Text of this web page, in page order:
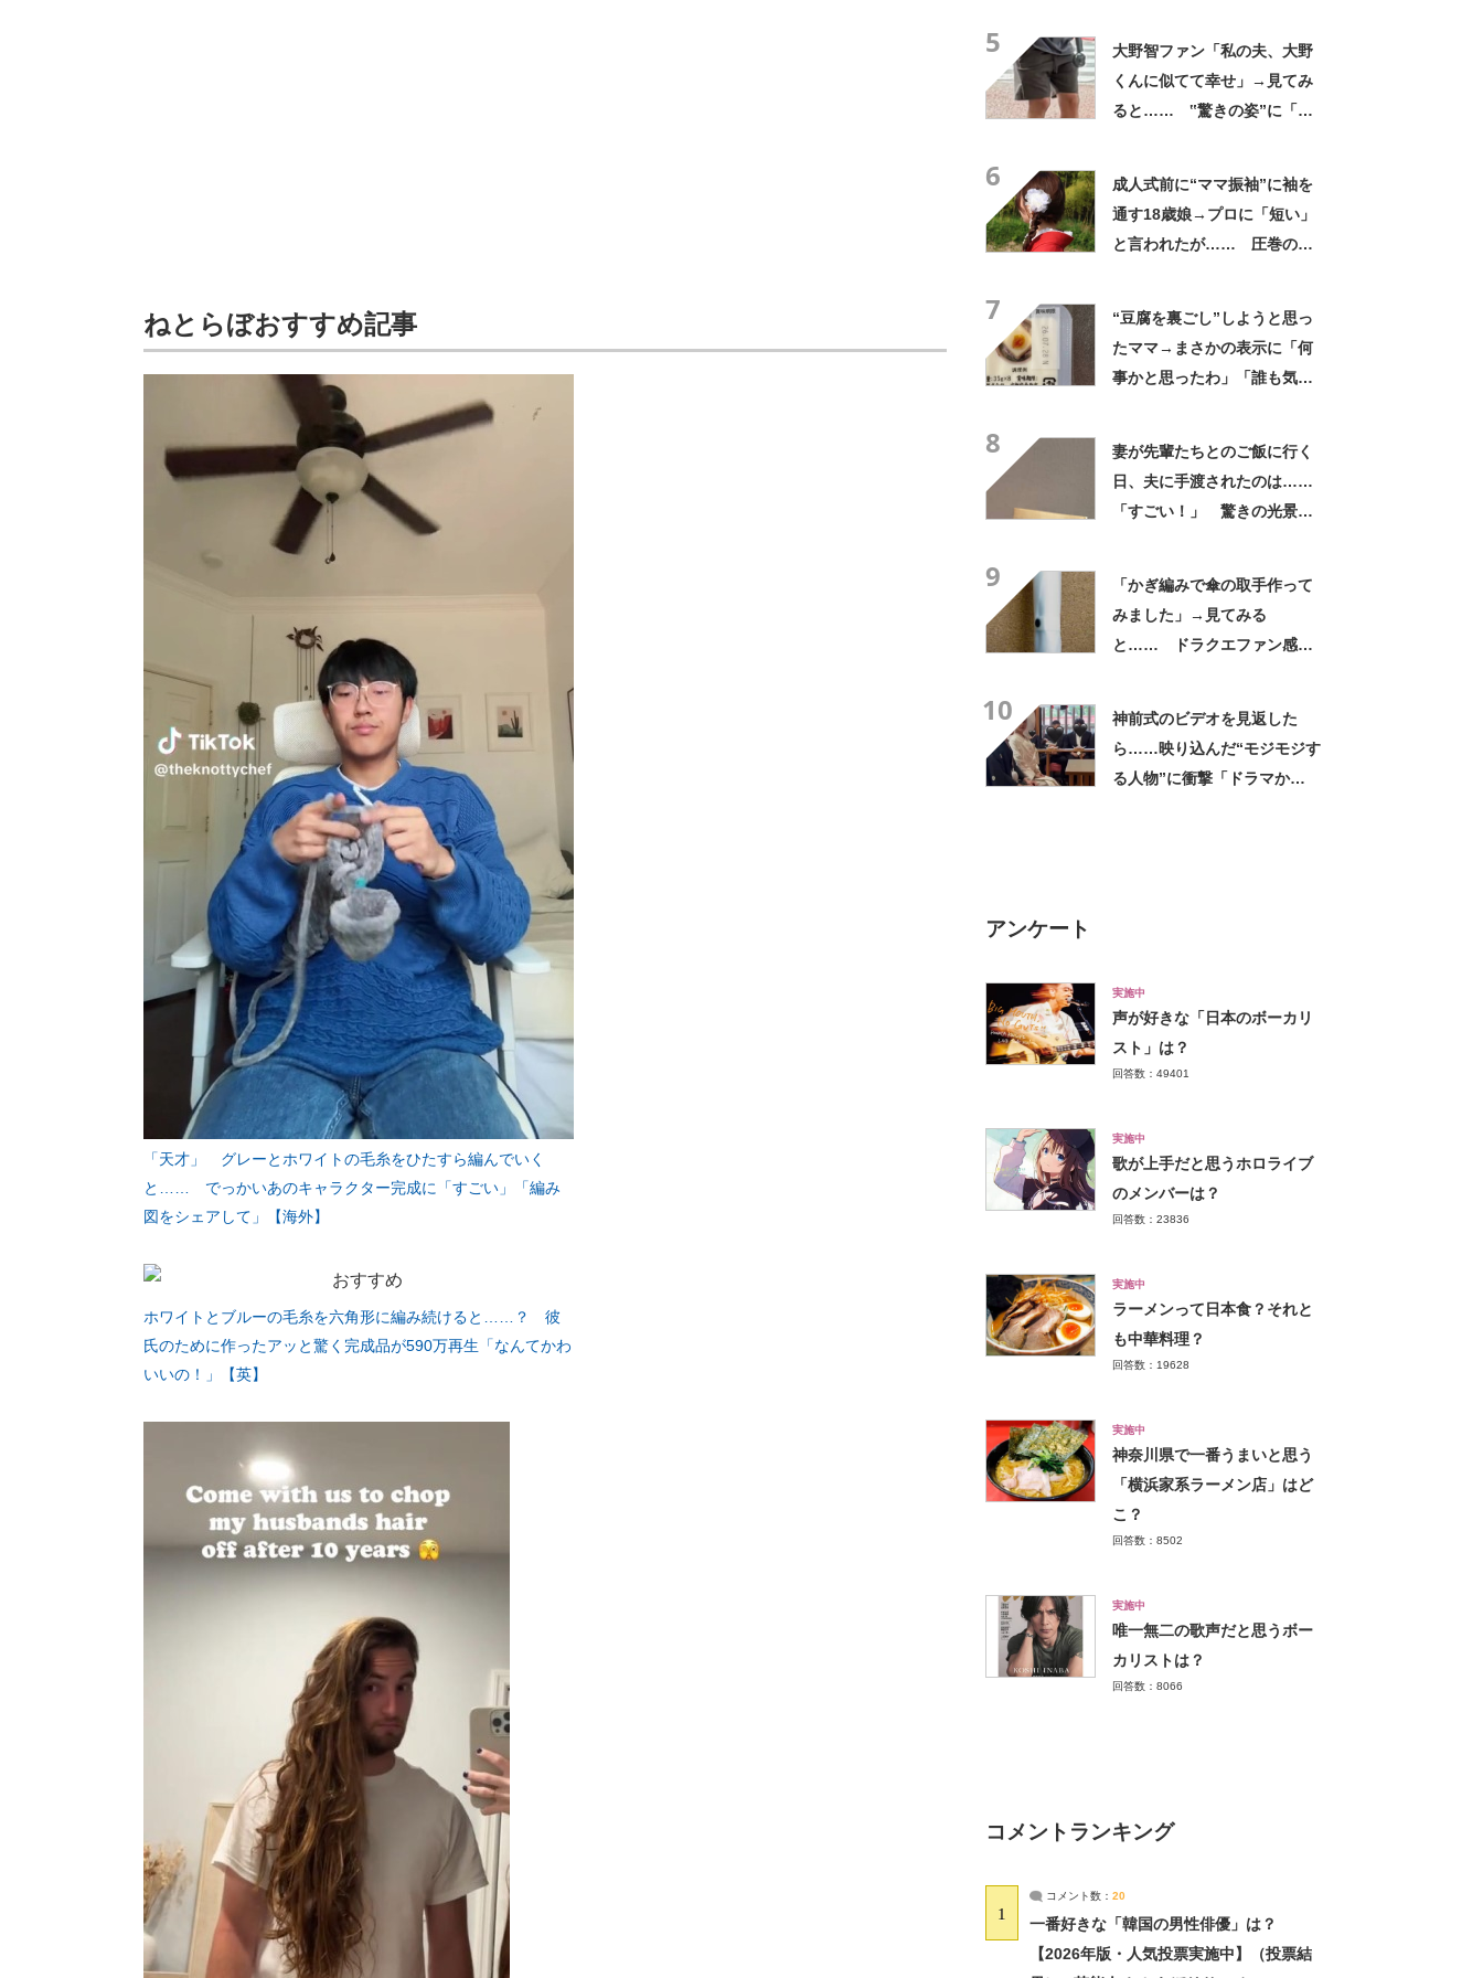
ねとらぼおすすめ記事
「天才」 グレーとホワイトの毛糸をひたすら編んでいく
と…… でっかいあのキャラクター完成に「すごい」「編み
図をシェアして」【海外】
ホワイトとブルーの毛糸を六角形に編み続けると……？ 彼
氏のために作ったアッと驚く完成品が590万再生「なんてかわ
いいの！」【英】
5
大野智ファン「私の夫、大野
くんに似てて幸せ」→見てみ
ると…… ‟驚きの姿”に「最
6
成人式前に“ママ振袖”に袖を
通す18歳娘→プロに「短い」
と言われたが…… 圧巻の着
7
“豆腐を裏ごし”しようと思っ
たママ→まさかの表示に「何
事かと思ったわ」「誰も気付
8
妻が先輩たちとのご飯に行く
日、夫に手渡されたのは……
「すごい！」 驚きの光景に
9
「かぎ編みで傘の取手作って
みました」→見てみる
と…… ドラクエファン感動
10
神前式のビデオを見返した
ら……映り込んだ“モジモジす
る人物”に衝撃「ドラマか
アンケート
実施中
声が好きな「日本のボーカリ
スト」は？
回答数：49401
実施中
歌が上手だと思うホロライブ
のメンバーは？
回答数：23836
実施中
ラーメンって日本食？それと
も中華料理？
回答数：19628
実施中
神奈川県で一番うまいと思う
「横浜家系ラーメン店」はど
こ？
回答数：8502
実施中
唯一無二の歌声だと思うボー
カリストは？
回答数：8066
コメントランキング
1
コメント数： 20
一番好きな「韓国の男性俳優」は？
【2026年版・人気投票実施中】（投票結